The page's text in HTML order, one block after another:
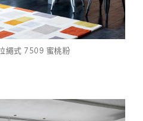
繩式 7509 蜜桃粉